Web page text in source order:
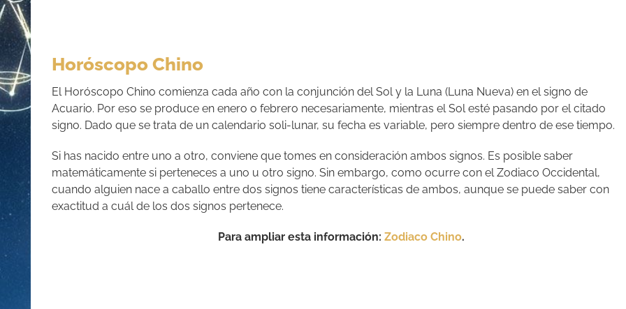
Horóscopo Chino
El Horóscopo Chino comienza cada año con la conjunción del Sol y la Luna (Luna Nueva) en el signo de
Acuario. Por eso se produce en enero o febrero necesariamente, mientras el Sol esté pasando por el citado
signo. Dado que se trata de un calendario soli-lunar, su fecha es variable, pero siempre dentro de ese tiempo.
Si has nacido entre uno a otro, conviene que tomes en consideración ambos signos. Es posible saber
matemáticamente si perteneces a uno u otro signo. Sin embargo, como ocurre con el Zodiaco Occidental,
cuando alguien nace a caballo entre dos signos tiene características de ambos, aunque se puede saber con
exactitud a cuál de los dos signos pertenece.
Para ampliar esta información: Zodiaco Chino.